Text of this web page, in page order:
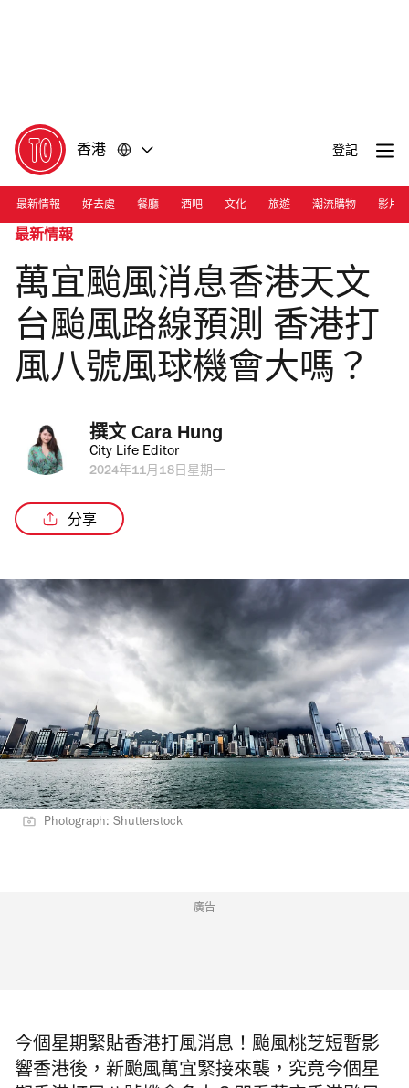
香港 登記
最新情報 好去處 餐廳 酒吧 文化 旅遊 潮流購物 影片
最新情報
萬宜颱風消息香港天文
台颱風路線預測 香港打
風八號風球機會大嗎？
撰文 Cara Hung
City Life Editor
2024年11月18日星期一
分享
Photograph: Shutterstock
廣告
今個星期緊貼香港打風消息！颱風桃芝短暫影
響香港後，新颱風萬宜緊接來襲，究竟今個星